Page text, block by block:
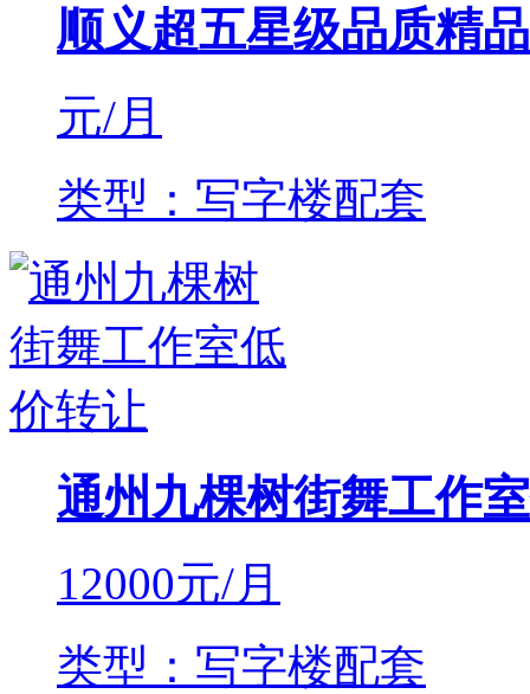
顺义超五星级品质精
元/月
类型：写字楼配套
通州九棵树街舞工作
12000元/月
类型：写字楼配套